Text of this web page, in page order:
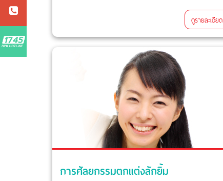
ฟ้าครึ้มฝน ผิวหนังเป็นผื่นคัน เป็นลมพิษ ผิวหนังอักเสบเรื้อรัง
น้ำเหลืองเสีย เป็นจุดด่างดำ อาจเป็นตามฤดูกาล ดูรายละเอียด
การศัลยกรรมตกแต่งลักยิ้ม